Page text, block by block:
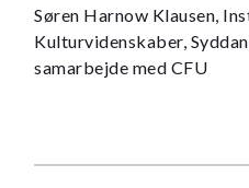
Søren Harnow Klausen,
Kulturvidenskaber,
samarbejde med CFU